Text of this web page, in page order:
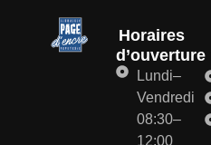
Horaires
d’ouverture
Lundi–
Vendredi
08:30–
12:00